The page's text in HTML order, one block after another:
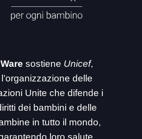
Ware sostiene Unicef,
l’organizzazione delle
Unite che difende i
dei bambini e delle
in tutto il mondo,
loro salute,